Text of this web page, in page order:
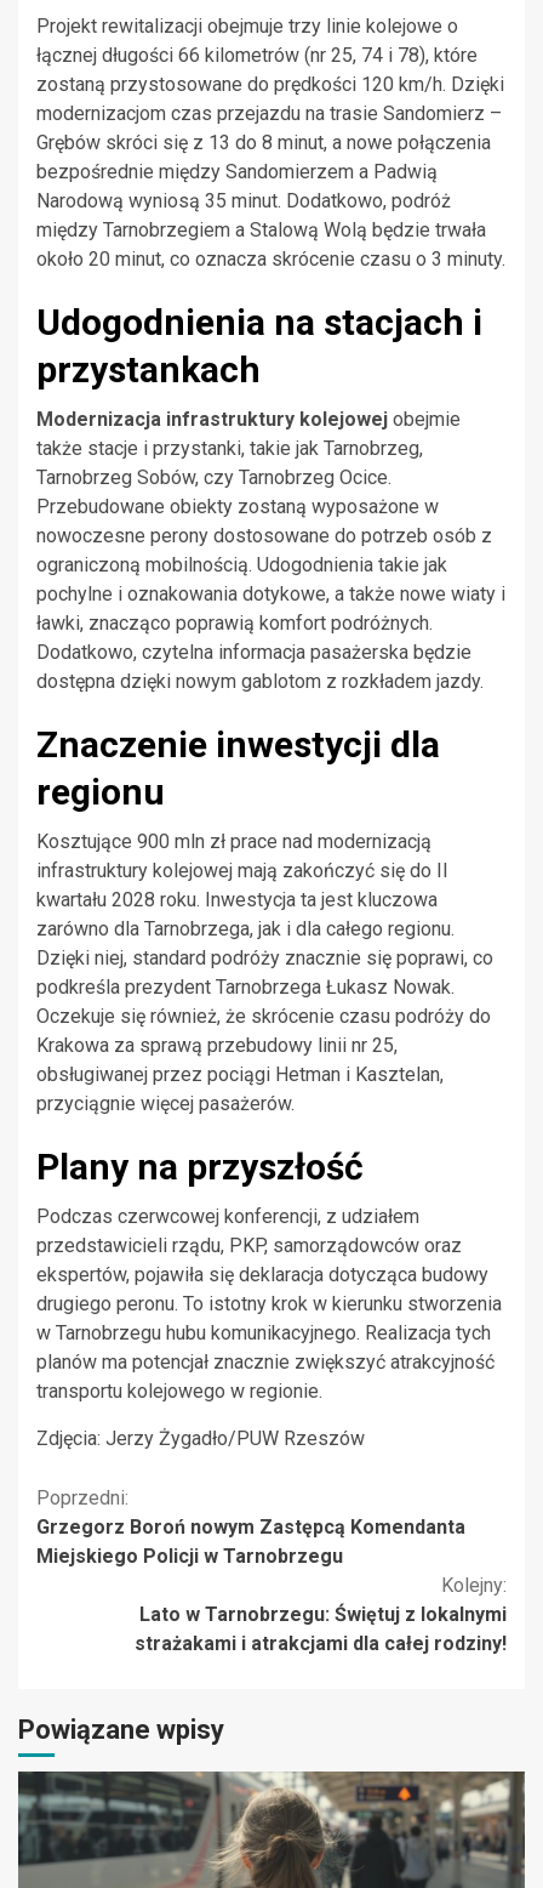
Projekt rewitalizacji obejmuje trzy linie kolejowe o
łącznej długości 66 kilometrów (nr 25, 74 i 78), które
zostaną przystosowane do prędkości 120 km/h. Dzięki
modernizacjom czas przejazdu na trasie Sandomierz –
Grębów skróci się z 13 do 8 minut, a nowe połączenia
bezpośrednie między Sandomierzem a Padwią
Narodową wyniosą 35 minut. Dodatkowo, podróż
między Tarnobrzegiem a Stalową Wolą będzie trwała
około 20 minut, co oznacza skrócenie czasu o 3 minuty.
Udogodnienia na stacjach i
przystankach
Modernizacja infrastruktury kolejowej obejmie
także stacje i przystanki, takie jak Tarnobrzeg,
Tarnobrzeg Sobów, czy Tarnobrzeg Ocice.
Przebudowane obiekty zostaną wyposażone w
nowoczesne perony dostosowane do potrzeb osób z
ograniczoną mobilnością. Udogodnienia takie jak
pochylne i oznakowania dotykowe, a także nowe wiaty i
ławki, znacząco poprawią komfort podróżnych.
Dodatkowo, czytelna informacja pasażerska będzie
dostępna dzięki nowym gablotom z rozkładem jazdy.
Znaczenie inwestycji dla
regionu
Kosztujące 900 mln zł prace nad modernizacją
infrastruktury kolejowej mają zakończyć się do II
kwartału 2028 roku. Inwestycja ta jest kluczowa
zarówno dla Tarnobrzega, jak i dla całego regionu.
Dzięki niej, standard podróży znacznie się poprawi, co
podkreśla prezydent Tarnobrzega Łukasz Nowak.
Oczekuje się również, że skrócenie czasu podróży do
Krakowa za sprawą przebudowy linii nr 25,
obsługiwanej przez pociągi Hetman i Kasztelan,
przyciągnie więcej pasażerów.
Plany na przyszłość
Podczas czerwcowej konferencji, z udziałem
przedstawicieli rządu, PKP, samorządowców oraz
ekspertów, pojawiła się deklaracja dotycząca budowy
drugiego peronu. To istotny krok w kierunku stworzenia
w Tarnobrzegu hubu komunikacyjnego. Realizacja tych
planów ma potencjał znacznie zwiększyć atrakcyjność
transportu kolejowego w regionie.
Zdjęcia: Jerzy Żygadło/PUW Rzeszów
Kontynuuj
czytanie
Poprzedni:
Grzegorz Boroń nowym Zastępcą Komendanta
Miejskiego Policji w Tarnobrzegu
Kolejny:
Lato w Tarnobrzegu: Świętuj z lokalnymi
strażakami i atrakcjami dla całej rodziny!
Powiązane wpisy